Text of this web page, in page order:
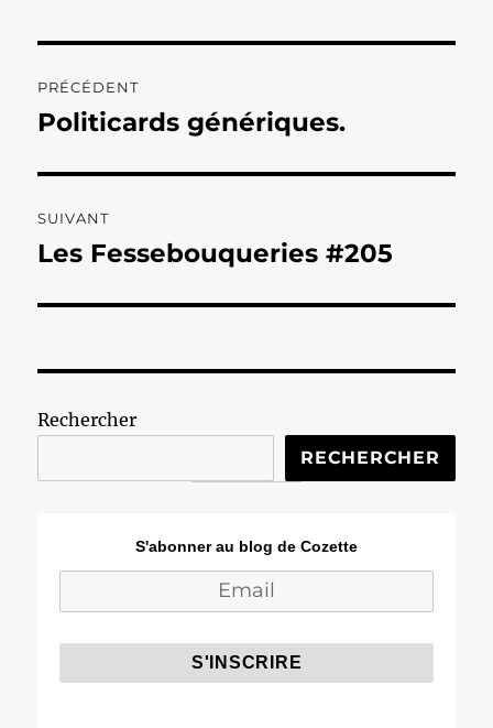
de
PRÉCÉDENT
Publication
Politicards génériques.
SUIVANT
Publication
Les Fessebouqueries #205
Rechercher
RECHERCHER
S'abonner au blog de Cozette